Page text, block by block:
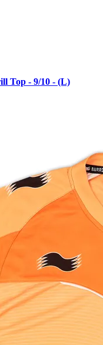
Top - 9/10 - (L)